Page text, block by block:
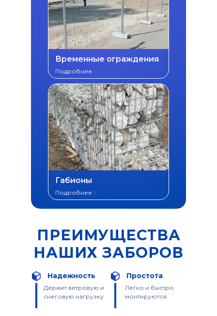
Габионы
Подробнее
Временные ограждения
Подробнее
Простота
Легко и быстро
монтируются
Надежность
Держит ветровую и
снеговую нагрузку
ПРЕИМУЩЕСТВА
НАШИХ ЗАБОРОВ